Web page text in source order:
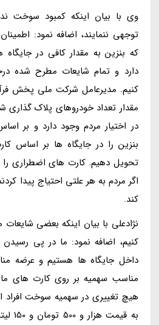
وی با بیان اینکه کمبود سوخت
توجهی ننمایند، اضافه نمود:
که بنزین به مقدار کافی در
دارد و تمام شایعات مطرح شده
کنیم. مدیرعامل شرکت ملی پخش
مقدار تعداد خودروهای پلاک
در اختیار مردم وجود دارد و بر
بنزین را در جایگاه ها بر اساس
تحویل دهیم. کارت های اضطراری را
اگر مردم به هر علتی احتیاج پیدا
کند.
نژادعلی با بیان اینکه بعضی
کنیم، اضافه نمود: ما در پی
داخل جایگاه ها هستیم و عرضه
مناسب سهمیه بر روی کارت های